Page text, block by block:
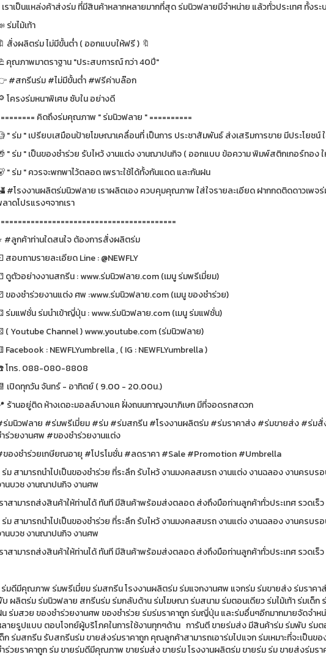
ราเป็นแหล่งค้าส่งร่ม ที่มีสินค้าหลากหลายมากที่สุด ร่มนิวฟลายมีจำหน่าย แล้วทั่วประเทศ ทั้งร
ร่มไม้เท้า
สั่งผลิตร่ม ไม่มีขั้นต่ำ ( ออกแบบให้ฟรี ) 🔖
คุณภาพมาตราฐาน "ประสบการณ์ กว่า 40ปี"
#สกรีนร่ม #ไม่มีขั้นต่ำ #ฟรีค่าบล๊อก
โครงร่มหนาพิเศษ ซับใน อย่างดี
คิดถึงร่มคุณภาพ " ร่มนิวฟลาย " ==========
" ร่ม " เปรียบเสมือนป้ายโฆษณาเคลื่อนที่ เป็นการ ประชาสัมพันธ์ ส่งเสริมการขาย มีประโยชน์
" ร่ม " เป็นของชำร่วย รับไหว้ งานแต่ง งานฌาปนกิจ ( ออกแบบ ข้อความ พิมพ์สติกเกอร์ทอง
" ร่ม " ควรจะพกพาไว้ตลอด เพราะใช้ได้ทั้งกันแดด และกันฝน
#โรงงานผลิตร่มนิวฟลาย เราผลิตเอง ควบคุมคุณภาพ ใส่ใจรายละเอียด ฝากกดติดดาวเพจร่
าดโปรแรงๆจากเรา
#ลูกค้าท่านใดสนใจ ต้องการสั่งผลิตร่ม
สอบถามรายละเอียด Line : @NEWFLY
ดูตัวอย่างงานสกรีน : www.ร่มนิวฟลาย.com (เมนู ร่มพรีเมี่ยม)
ของชำร่วยงานแต่ง ศพ :www.ร่มนิวฟลาย.com (เมนู ของชำร่วย)
ร่มแฟชั่น ร่มนำเข้าญี่ปุ่น : www.ร่มนิวฟลาย.com (เมนู ร่มแฟชั่น)
( Youtube Channel ) www.youtube.com (ร่มนิวฟลาย)
Facebook : NEWFLYumbrella , ( IG : NEWFLYumbrella )
โทร. 088-080-8808
เปิดทุกวัน จันทร์ - อาทิตย์ ( 9.00 - 20.00น.)
ร้านอยู่ติด ห้างเดอะมอลล์บางแค ฝั่งถนนกาญจนาภิเษก มีที่จอดรถสดวก
มนิวฟลาย #ร่มพรีเมี่ยม #ร่ม #ร่มสกรีน #โรงงานผลิตร่ม #ร่มราคาส่ง #ร่มขายส่ง #ร่ม
ร่วยงานศพ #ของชำร่วยงานแต่ง
ของชำร่วยเกษียณอายุ #โปรโมชั่น #ลดราคา #Sale #Promotion
ม สามารถนำไปเป็นของชำร่วย ที่ระลึก รับไหว้ งานมงคลสมรถ งานแต่ง งานฉลอง งานครบ
นบวช งานณาปนกิจ งานศพ
าสามารถส่งสินค้าให้ท่านได้ ทันที มีสินค้าพร้อมส่งตลอด ส่งถึงมือท่านลูกค้าทั่วปร
ม สามารถนำไปเป็นของชำร่วย ที่ระลึก รับไหว้ งานมงคลสมรถ งานแต่ง งานฉลอง งานครบ
นบวช งานณาปนกิจ งานศพ
าสามารถส่งสินค้าให้ท่านได้ ทันที มีสินค้าพร้อมส่งตลอด ส่งถึงมือท่านลูกค้าทั่วประเทศ รวดเร็ว
มดีมีคุณภาพ ร่มพรีเมี่ยม ร่มสกรีน โรงงานผลิตร่ม ร่มแจกงานศพ แจกร่ม ร่มขายส่ง ร่มราคา
ผลิตร่ม ร่มนิวฟลาย สกรีนร่ม ร่มกลับด้าน ร่มโฆษณา ร่มสนาม ร่มตอนเดียว ร่มไม้เท้า ร่มเด็ก
ร่มสวย ของชำร่วยงานศพ ของชำร่วย ร่มร่มราคาถูก ร่มญี่ปุ่น และร่มอื่นๆอีกมากมายจัดจำห
ายรูปแบบ ตอบโจทย์ผู้บริโภคในการใช้งานทุกๆด้าน การันตี ขายร่มส่ง มีสินค้าร่ม ร่มพับ ร่มตอ
ก ร่มสกรีน รับสกรีนร่ม ขายส่งร่มราคาถูก คุณลูกค้าสามารถเอาร่มไปแจก ร่มเหมาะที่จะเป็นข
ร่วยราคาถูก ร่ม ขายร่มดีมีคุณภาพ ขายร่มส่ง ขายร่ม โรงงานผลิตร่ม ขายร่ม ร่ม ขายส่งร่มร